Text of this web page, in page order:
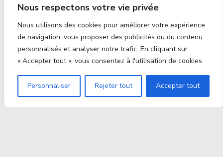
Nous respectons votre vie privée
Nous utilisons des cookies pour améliorer votre expérience
de navigation, vous proposer des publicités ou du contenu
personnalisés et analyser notre trafic. En cliquant sur
« Accepter tout », vous consentez à l'utilisation de cookies.
Personnaliser Rejeter tout Accepter tout